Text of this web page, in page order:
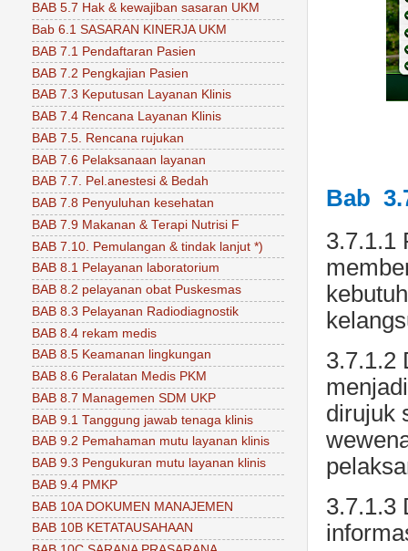
Bab
3.7.1.1
3.7.1.2
dirujuk
3.7.1.3
BAB 5.7 Hak & kewajiban sasaran UKM
Bab 6.1 SASARAN KINERJA UKM
BAB 7.1 Pendaftaran Pasien
BAB 7.2 Pengkajian Pasien
BAB 7.3 Keputusan Layanan Klinis
BAB 7.4 Rencana Layanan Klinis
BAB 7.5. Rencana rujukan
BAB 7.6 Pelaksanaan layanan
BAB 7.7. Pel.anestesi & Bedah
BAB 7.8 Penyuluhan kesehatan
BAB 7.9 Makanan & Terapi Nutrisi F
BAB 7.10. Pemulangan & tindak lanjut *)
BAB 8.1 Pelayanan laboratorium
BAB 8.2 pelayanan obat Puskesmas
BAB 8.3 Pelayanan Radiodiagnostik
BAB 8.4 rekam medis
BAB 8.5 Keamanan lingkungan
BAB 8.6 Peralatan Medis PKM
BAB 8.7 Managemen SDM UKP
BAB 9.1 Tanggung jawab tenaga klinis
BAB 9.2 Pemahaman mutu layanan klinis
BAB 9.3 Pengukuran mutu layanan klinis
BAB 9.4 PMKP
BAB 10A DOKUMEN MANAJEMEN
BAB 10B KETATAUSAHAAN